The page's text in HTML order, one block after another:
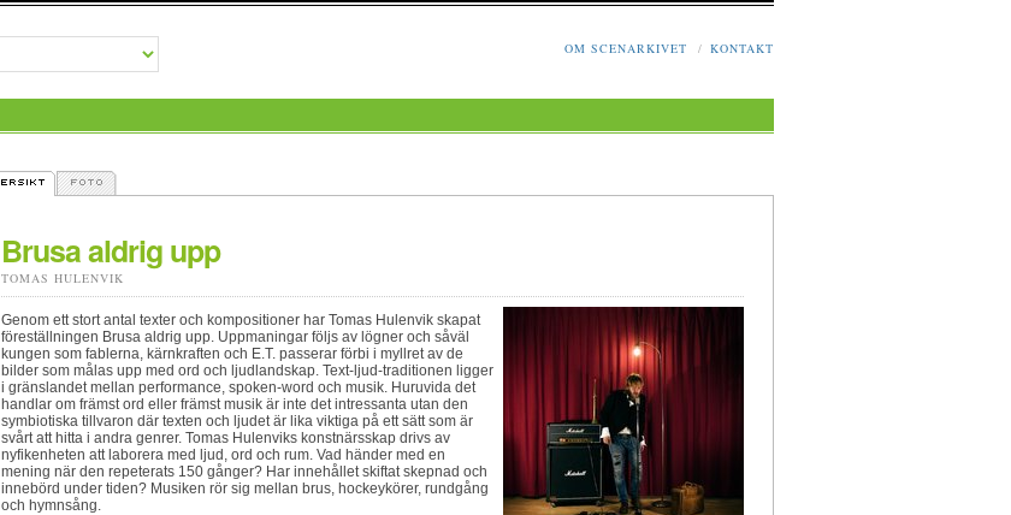
OM SCENARKIVET / KONTAKT
Brusa aldrig upp
TOMAS HULENVIK
Genom ett stort antal texter och kompositioner har Tomas Hulenvik skapat
föreställningen Brusa aldrig upp. Uppmaningar följs av lögner och såväl
kungen som fablerna, kärnkraften och E.T. passerar förbi i myllret av de
bilder som målas upp med ord och ljudlandskap. Text-ljud-traditionen ligger
i gränslandet mellan performance, spoken-word och musik. Huruvida det
handlar om främst ord eller främst musik är inte det intressanta utan den
symbiotiska tillvaron där texten och ljudet är lika viktiga på ett sätt som är
svårt att hitta i andra genrer. Tomas Hulenviks konstnärsskap drivs av
nyfikenheten att laborera med ljud, ord och rum. Vad händer med en
mening när den repeterats 150 gånger? Har innehållet skiftat skepnad och
innebörd under tiden? Musiken rör sig mellan brus, hockeykörer, rundgång
och hymnsång.